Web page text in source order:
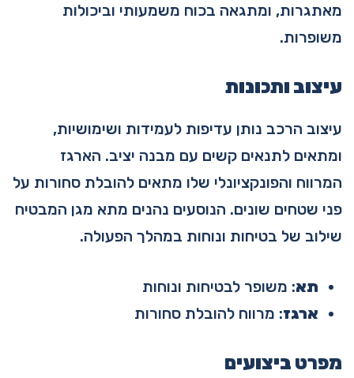
מאתגרות, ומתגאה בכוח משמעותי וביכולות
משופרות.
עיצוב ותכונות
עיצוב הרכב נותן עדיפות לעמידות ושימושיות,
ומתאים לתנאים קשים עם מבנה יציב. הארגז
המרווח והפונקציונלי שלו מתאים להובלת סחורות על
פני שטחים שונים. הנוסעים נהנים מתא מגן המבטיח
שילוב של בטיחות ונוחות במהלך הפעולה.
תא: משופר לבטיחות ונוחות
ארגז: מרווח להובלת סחורות
מפרט ביצועים